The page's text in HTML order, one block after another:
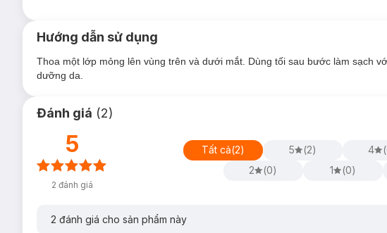
Hướng dẫn sử dụng
Thoa một lớp mỏng lên vùng trên và dưới mắt. Dùng tối sau bước làm sạch
dưỡng da.
Đánh giá (2)
5
2 đánh giá
Tất cả(2) 5 (2) 4 (
2
(0) 1 (0)
2 đánh giá cho sản phẩm này